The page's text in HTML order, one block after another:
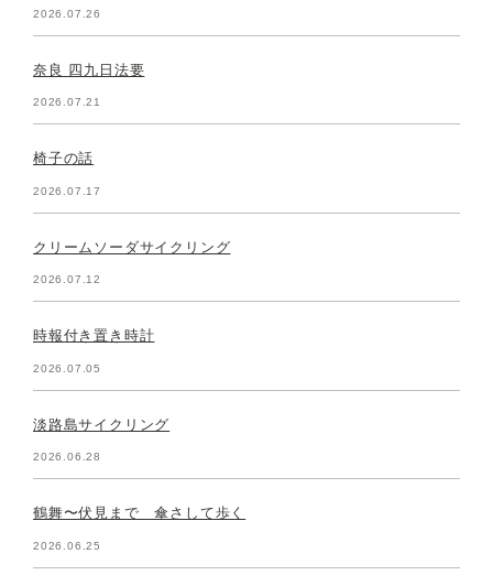
2026.07.26
奈良 四九日法要
2026.07.21
椅子の話
2026.07.17
クリームソーダサイクリング
2026.07.12
時報付き置き時計
2026.07.05
淡路島サイクリング
2026.06.28
鶴舞〜伏見まで 傘さして歩く
2026.06.25